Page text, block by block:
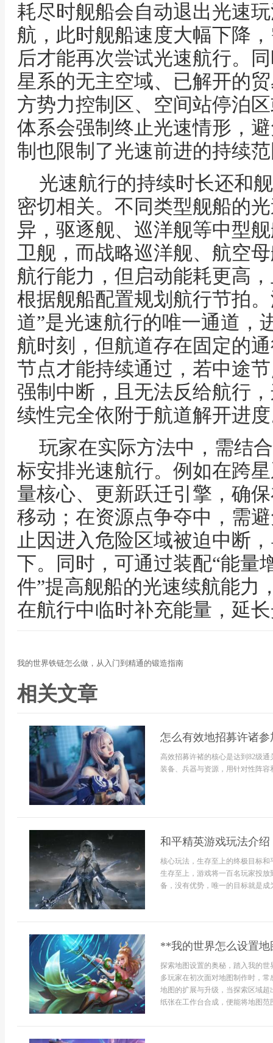
耗尽时舰船会自动退出光速
航，此时舰船速度大幅下降
后才能再次尝试光速航行。
星系的无主空域、已解开的
方势力控制区、空间站停泊
体系会强制终止光速情形，
制也限制了光速前进的持续
光速航行的持续时长还和
密切相关。不同类型舰船的
异，驱逐舰、巡洋舰等中型
卫舰，而战略巡洋舰、航空
航行能力，但启动能耗更高
根据舰船配置规划航行节拍
道”是光速航行的唯一通道，
航时刻，但航道存在固定的
节点才能持续通过，若中途
强制中断，且无法反给航行
续性完全依附于航道解开进
玩家在实际方法中，需结
标安排光速航行。例如在跨
量核心、更新跃迁引擎，确
移动；在资源点争夺中，需
止因进入危险区域被迫中断
下。同时，可通过装配“能量
件”提高舰船的光速续航能力
在航行中临时补充能量，延
我的世界铁链怎么做，从入门到精通的锻造指南
相关文章
怎么有效地招募许诸
高效招募许褚的核心是达到82级
装备、兵器与资源，用针对性阵
和平精英游戏玩法介
核心玩法，生存至上的终极目标
生存至上，游戏将一百名玩家投
备，没有优势，唯一的目标就是成
**我的世界怎么设置
探索地图设置的奥秘，踏入我的
多玩家在初次面对地图制作时，
地图的扩展与升级，当探索区域
纸张在工作台合成，便能将地图范